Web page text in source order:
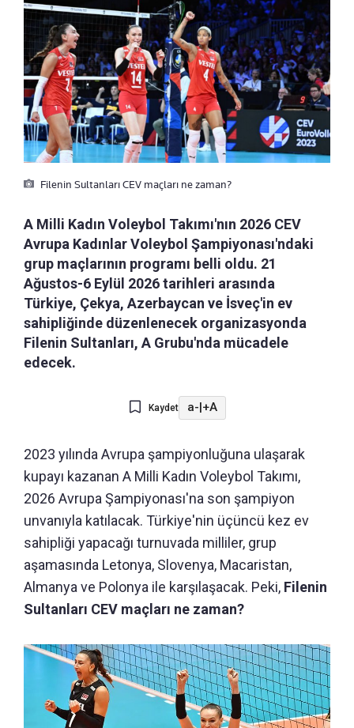
Filenin Sultanları CEV maçları ne zaman?
A Milli Kadın Voleybol Takımı'nın 2026 CEV
Avrupa Kadınlar Voleybol Şampiyonası'ndaki
grup maçlarının programı belli oldu. 21
Ağustos-6 Eylül 2026 tarihleri arasında
Türkiye, Çekya, Azerbaycan ve İsveç'in ev
sahipliğinde düzenlenecek organizasyonda
Filenin Sultanları, A Grubu'nda mücadele
edecek.
Kaydet a-|+A
2023 yılında Avrupa şampiyonluğuna ulaşarak
kupayı kazanan A Milli Kadın Voleybol Takımı,
2026 Avrupa Şampiyonası'na son şampiyon
unvanıyla katılacak. Türkiye'nin üçüncü kez ev
sahipliği yapacağı turnuvada milliler, grup
aşamasında Letonya, Slovenya, Macaristan,
Almanya ve Polonya ile karşılaşacak. Peki, Filenin
Sultanları CEV maçları ne zaman?